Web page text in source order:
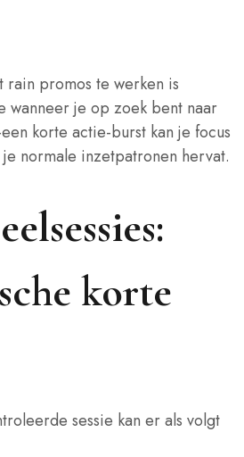
promos te werken is
wanneer je op zoek bent naar
korte actie‑burst kan je focus
normale inzetpatronen hervat.
korte
sessie kan er als volgt